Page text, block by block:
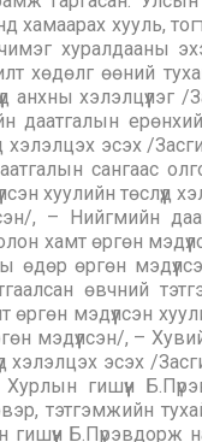
хамаарах хууль,
хуралдааны
хөдөлг өөний
анхны
даатгалын
хэлэлцэх эсэх /
сангаас
хуулийн төслүүд
, – Нийгмийн
хамт өргөн
өргөн
өвчний
мэдүүлсэн
мэдүүлсэн/, –
хэлэлцэх эсэх /
гишүүн
тэтгэмжийн
Б.Пүрэвдорж